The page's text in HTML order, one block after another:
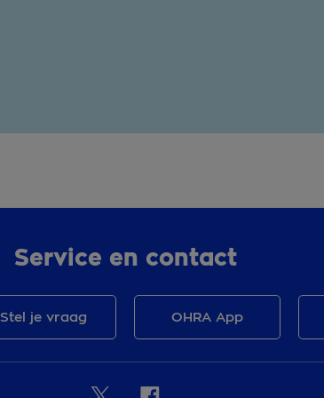
Service en contact
Stel je vraag OHRA App